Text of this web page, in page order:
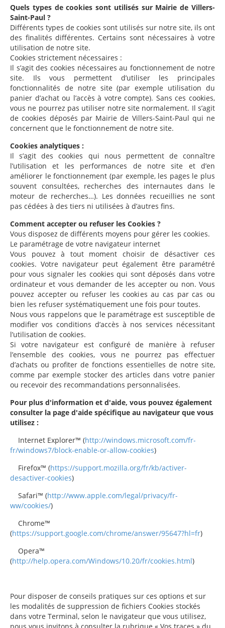
Quels types de cookies sont utilisés sur Mairie de Villers-
Saint-Paul ?
Différents types de cookies sont utilisés sur notre site, ils ont
des finalités différentes. Certains sont nécessaires à votre
utilisation de notre site.
Cookies strictement nécessaires :
Il s’agit des cookies nécessaires au fonctionnement de notre
site. Ils vous permettent d’utiliser les principales
fonctionnalités de notre site (par exemple utilisation du
panier d’achat ou l’accès à votre compte). Sans ces cookies,
vous ne pourrez pas utiliser notre site normalement. Il s’agit
de cookies déposés par Mairie de Villers-Saint-Paul qui ne
concernent que le fonctionnement de notre site.
Cookies analytiques :
Il s’agit des cookies qui nous permettent de connaître
l’utilisation et les performances de notre site et d’en
améliorer le fonctionnement (par exemple, les pages le plus
souvent consultées, recherches des internautes dans le
moteur de recherches…). Les données recueillies ne sont
pas cédées à des tiers ni utilisées à d’autres fins.
Comment accepter ou refuser les Cookies ?
Vous disposez de différents moyens pour gérer les cookies.
Le paramétrage de votre navigateur internet
Vous pouvez à tout moment choisir de désactiver ces
cookies. Votre navigateur peut également être paramétré
pour vous signaler les cookies qui sont déposés dans votre
ordinateur et vous demander de les accepter ou non. Vous
pouvez accepter ou refuser les cookies au cas par cas ou
bien les refuser systématiquement une fois pour toutes.
Nous vous rappelons que le paramétrage est susceptible de
modifier vos conditions d’accès à nos services nécessitant
l’utilisation de cookies.
Si votre navigateur est configuré de manière à refuser
l’ensemble des cookies, vous ne pourrez pas effectuer
d’achats ou profiter de fonctions essentielles de notre site,
comme par exemple stocker des articles dans votre panier
ou recevoir des recommandations personnalisées.
Pour plus d'information et d'aide, vous pouvez également
consulter la page d'aide spécifique au navigateur que vous
utilisez :
Internet Explorer™ (http://windows.microsoft.com/fr-
fr/windows7/block-enable-or-allow-cookies)
Firefox™ (https://support.mozilla.org/fr/kb/activer-
desactiver-cookies)
Safari™ (http://www.apple.com/legal/privacy/fr-
ww/cookies/)
Chrome™
(https://support.google.com/chrome/answer/95647?hl=fr)
Opera™
(http://help.opera.com/Windows/10.20/fr/cookies.html)
Pour disposer de conseils pratiques sur ces options et sur
les modalités de suppression de fichiers Cookies stockés
dans votre Terminal, selon le navigateur que vous utilisez,